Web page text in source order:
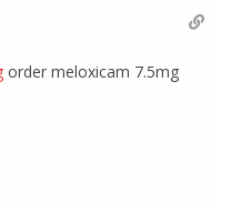
order meloxicam 7.5mg